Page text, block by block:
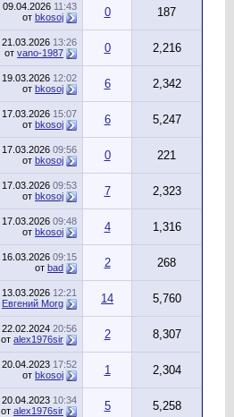
09.04.2026 11:43
от bkosoj 0 187
21.03.2026 13:26
от vano-1987 0 2,216
19.03.2026 12:02
от bkosoj 6 2,342
17.03.2026 15:07
от bkosoj 6 5,247
17.03.2026 09:56
от bkosoj 0 221
17.03.2026 09:53
от bkosoj 7 2,323
17.03.2026 09:48
от bkosoj 4 1,316
16.03.2026 09:15
от bad 2 268
13.03.2026 12:21
Евгений Morg 14 5,760
22.02.2024 20:56
от alex1976sir 2 8,307
20.04.2023 17:52
от bkosoj 1 2,304
20.04.2023 10:34
от alex1976sir 5 5,258